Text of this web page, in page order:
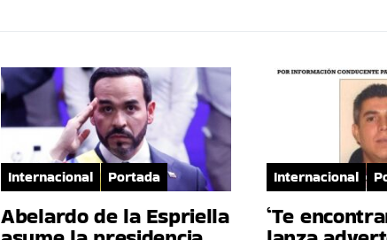
Internacional Portada
Abelardo de la Espriella
Internacional
‘Te